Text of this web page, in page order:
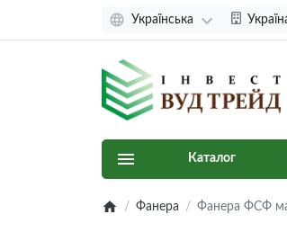
Українська
Каталог
Фанера Фанера ФСФ